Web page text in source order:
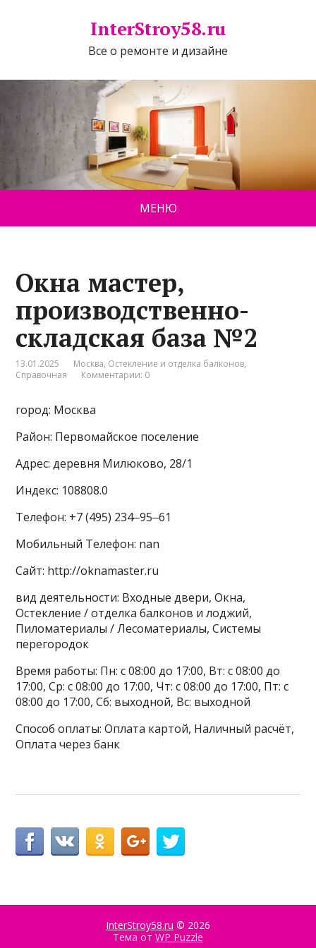
InterStroy58.ru
Все о ремонте и дизайне
МЕНЮ
Окна мастер,
производственно-
складская база №2
13.01.2025 Москва, Остекление и отделка балконов,
Справочная
Комментарии: 0
город: Москва
Район: Первомайское поселение
Адрес: деревня Милюково, 28/1
Индекс: 108808.0
Телефон: +7 (495) 234‒95‒61
Мобильный Телефон: nan
Сайт: http://oknamaster.ru
вид деятельности: Входные двери, Окна,
Остекление / отделка балконов и лоджий,
Пиломатериалы / Лесоматериалы, Системы
перегородок
Время работы: Пн: с 08:00 до 17:00, Вт: с 08:00 до
17:00, Ср: с 08:00 до 17:00, Чт: с 08:00 до 17:00, Пт: с
08:00 до 17:00, Сб: выходной, Вс: выходной
Способ оплаты: Оплата картой, Наличный расчёт,
Оплата через банк
InterStroy58.ru © 2026
Тема от WP Puzzle